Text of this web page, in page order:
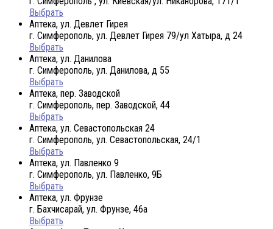
Выбрать
Аптека, ул. Девлет Гирея
г. Симферополь, ул. Девлет Гирея 79/ул Хатыра, д 24
Выбрать
Аптека, ул. Данилова
г. Симферополь, ул. Данилова, д 55
Выбрать
Аптека, пер. Заводской
г. Симферополь, пер. Заводской, 44
Выбрать
Аптека, ул. Севастопольская 24
г. Симферополь, ул. Севастопольская, 24/1
Выбрать
Аптека, ул. Павленко 9
г. Симферополь, ул. Павленко, 9Б
Выбрать
Аптека, ул. Фрунзе
г. Бахчисарай, ул. Фрунзе, 46а
Выбрать